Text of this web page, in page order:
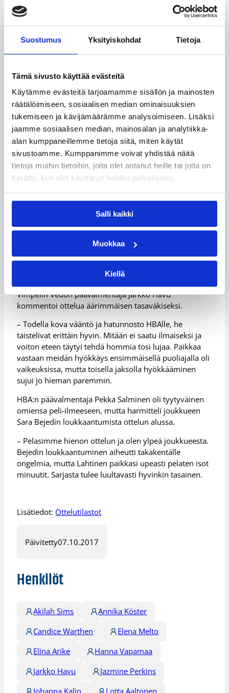
Suostumus Yksityiskohdat Tietoja
Tämä sivusto käyttää evästeitä
Käytämme evästeitä tarjoamamme sisällön ja mainosten
räätälöimiseen, sosiaalisen median ominaisuuksien
tukemiseen ja kävijämäärämme analysoimiseen. Lisäksi
jaamme sosiaalisen median, mainosalan ja analytiikka-
alan kumppaneillemme tietoja siitä, miten käytät
sivustoamme. Kumppanimme voivat yhdistää näitä
tietoja muihin tietoihin, joita olet antanut heille tai joita on
kerätty, kun olet käyttänyt heidän palvelujaan.
Salli kaikki
Muokkaa
Kiellä
Vimpelin veto niukkaan kotivoittoon HBA:sta
Helsingin HBA:ta vastaan. Tiukka kamppailu päättyi
lopulta kotijoukkue Vedon voittolukemiin 87–77 (41–
43).
Ottelun alku käytiin todella tasaisissa merkeissä.
Helsinkiläiset vieraat pääsivät niukasti niskan päälle
tauolle mentäessä, mutta kolmannella jaksolla Vimpeli
nosti pelin tasoaan huomattavasti. Viimeinen jakso
kamppailtiin tiukoissa tunnelmissa HBA:n hengittäessä
jatkuvasti niskaan. Vimpeli onnistui kuitenkin
loppuminuuttien kolmosella pitämään pelin
Vimpelin Vedon tehokkaimmat pelaajat olivat
lauantaina Avyanna Young (24/9/4), Pachiyaanna
Lotta-Maj Lahtinen (15/8/5) ja Elina Arike (13/5)
Vimpelin Vedon päävalmentaja Jarkko Havu
kommentoi ottelua äärimmäisen tasaväkiseksi.
– Todella kova vääntö ja hatunnosto HBAlle, he
taistelivat erittäin hyvin. Mitään ei saatu ilmaiseksi ja
voiton eteen täytyi tehdä hommia tosi lujaa. Paikkaa
vastaan meidän hyökkäys ensimmäisellä puoliajalla oli
vaikeuksissa, mutta toisella jaksolla hyökkääminen
sujui jo hieman paremmin.
HBA:n päävalmentaja Pekka Salminen oli tyytyväinen
omiensa peli-ilmeeseen, mutta harmitteli joukkueen
Sara Bejedin loukkaantumista ottelun alussa.
– Pelasimme hienon ottelun ja olen ylpeä joukkueesta.
Bejedin loukkaantuminen aiheutti takakentälle
ongelmia, mutta Lahtinen paikkasi upeasti pelaten isot
minuutit. Sarjasta tulee luultavasti hyvinkin tasainen.
Lisätiedot: Ottelutilastot
Päivitetty07.10.2017
Henkilöt
Akilah Sims
Annika Köster
Candice Warthen
Elena Melto
Elina Arike
Hanna Vapamaa
Jarkko Havu
Jazmine Perkins